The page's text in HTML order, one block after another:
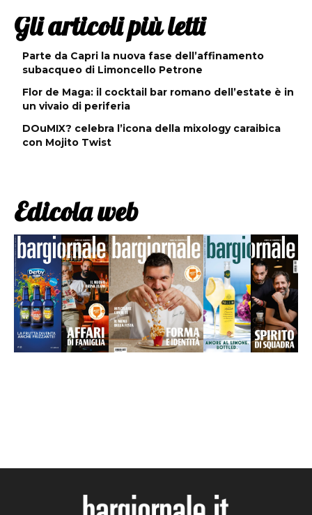
Gli articoli più letti
Parte da Capri la nuova fase dell’affinamento
subacqueo di Limoncello Petrone
Flor de Maga: il cocktail bar romano dell’estate è in
un vivaio di periferia
DOuMIX? celebra l’icona della mixology caraibica
con Mojito Twist
Edicola web